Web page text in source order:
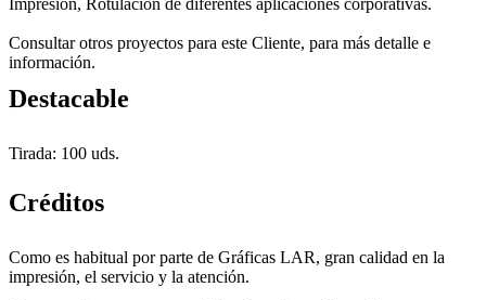
Impresión, Rotulación de diferentes aplicaciones corporativas.
Consultar otros proyectos para este Cliente, para más detalle e
información.
Destacable
Tirada: 100 uds.
Créditos
Como es habitual por parte de Gráficas LAR, gran calidad en la
impresión, el servicio y la atención.